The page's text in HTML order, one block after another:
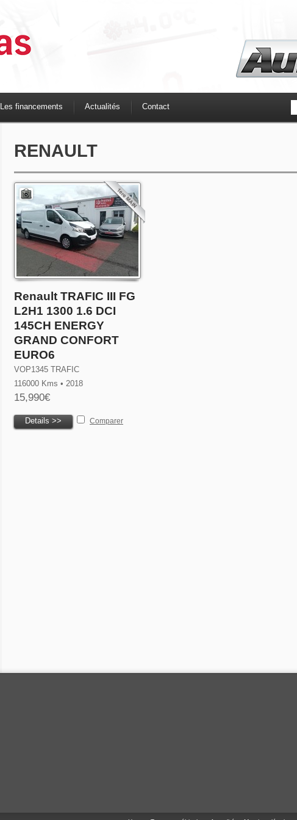
Les financements Actualités Contact
RENAULT
Renault TRAFIC III FG
L2H1 1300 1.6 DCI
145CH ENERGY
GRAND CONFORT
EURO6
VOP1345 TRAFIC
116000 Kms • 2018
15,990€
Details >> Comparer